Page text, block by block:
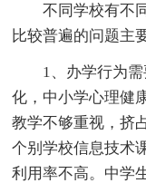
不同学校有不同
比较普遍的问题主
1、办学行为需
化，中小学心理健
教学不够重视，挤
个别学校信息技术
利用率不高。中学